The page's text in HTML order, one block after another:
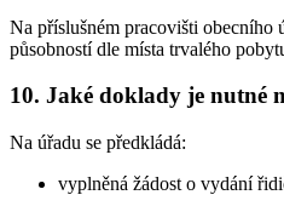
Na příslušném pracovišti obecního
působností dle místa trvalého
10. Jaké doklady je nutné
Na úřadu se předkládá:
vyplněná žádost o vydání